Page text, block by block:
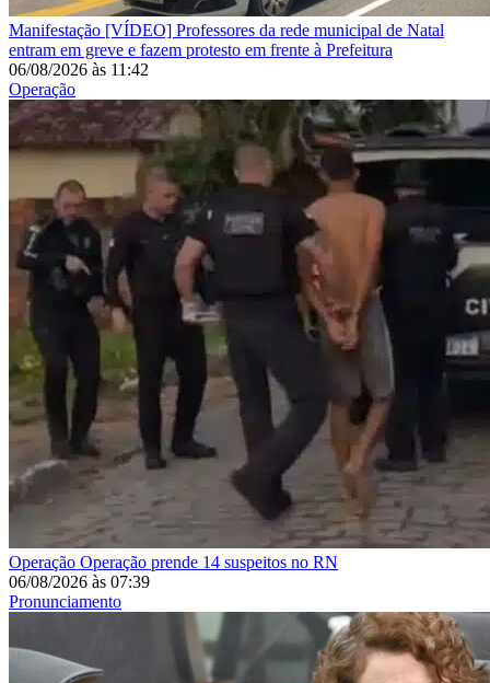
Manifestação [VÍDEO] Professores da rede municipal de Natal
entram em greve e fazem protesto em frente à Prefeitura
06/08/2026 às 11:42
Operação
Operação Operação prende 14 suspeitos no RN
06/08/2026 às 07:39
Pronunciamento